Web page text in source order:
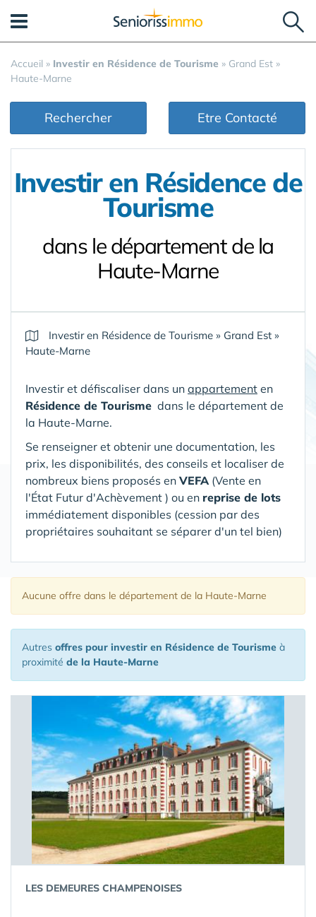
Accueil » Investir en Résidence de Tourisme » Grand Est »
Haute-Marne
Rechercher Etre Contacté
Investir en Résidence de
Tourisme
dans le département de la
Haute-Marne
Investir en Résidence de Tourisme » Grand Est »
Haute-Marne
Investir et défiscaliser dans un appartement en
Résidence de Tourisme dans le département de
la Haute-Marne.
Se renseigner et obtenir une documentation, les
prix, les disponibilités, des conseils et localiser de
nombreux biens proposés en VEFA (Vente en
l'État Futur d'Achèvement ) ou en reprise de lots
immédiatement disponibles (cession par des
propriétaires souhaitant se séparer d'un tel bien)
Aucune offre dans le département de la Haute-Marne
Autres offres pour investir en Résidence de Tourisme à
proximité de la Haute-Marne
LES DEMEURES CHAMPENOISES